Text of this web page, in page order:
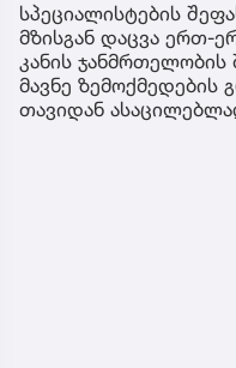
სპეციალისტების
მზისგან დაცვა ერთ-
კანის ჯანმრთელობის
მავნე ზემოქმედების
თავიდან